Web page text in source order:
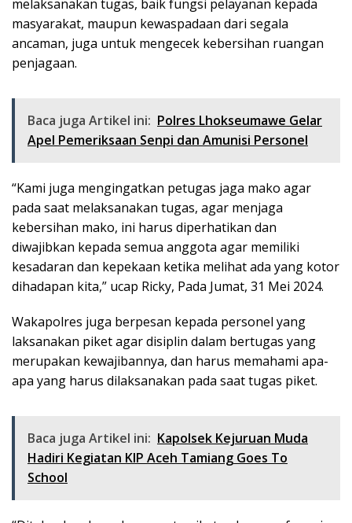
melaksanakan tugas, baik fungsi pelayanan kepada
masyarakat, maupun kewaspadaan dari segala
ancaman, juga untuk mengecek kebersihan ruangan
penjagaan.
Baca juga Artikel ini: Polres Lhokseumawe Gelar
Apel Pemeriksaan Senpi dan Amunisi Personel
“Kami juga mengingatkan petugas jaga mako agar
pada saat melaksanakan tugas, agar menjaga
kebersihan mako, ini harus diperhatikan dan
diwajibkan kepada semua anggota agar memiliki
kesadaran dan kepekaan ketika melihat ada yang kotor
dihadapan kita,” ucap Ricky, Pada Jumat, 31 Mei 2024.
Wakapolres juga berpesan kepada personel yang
laksanakan piket agar disiplin dalam bertugas yang
merupakan kewajibannya, dan harus memahami apa-
apa yang harus dilaksanakan pada saat tugas piket.
Baca juga Artikel ini: Kapolsek Kejuruan Muda
Hadiri Kegiatan KIP Aceh Tamiang Goes To
School